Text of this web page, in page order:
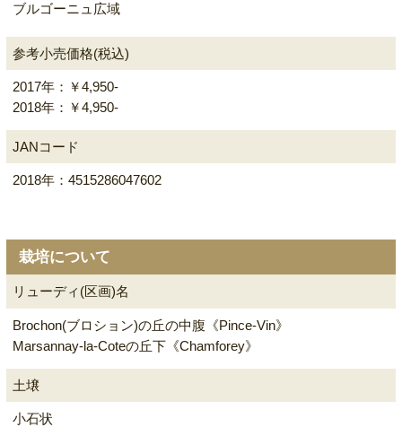
ブルゴーニュ広域
参考小売価格(税込)
2017年：￥4,950-
2018年：￥4,950-
JANコード
2018年：4515286047602
栽培について
リューディ(区画)名
Brochon(ブロション)の丘の中腹《Pince-Vin》
Marsannay-la-Coteの丘下《Chamforey》
土壌
小石状